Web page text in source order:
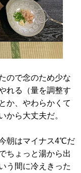
ので念のため少な
れる（量を調整す
か、やわらかくて
から大丈夫だ。
朝はマイナス4℃だ
ちょっと湯から出
う間に冷えきった